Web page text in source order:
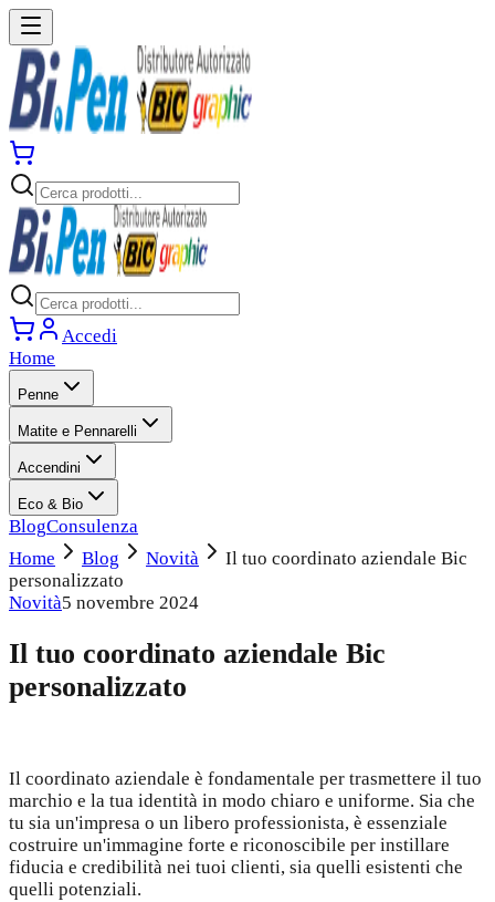
Accedi
Home
Penne
Matite e Pennarelli
Accendini
Eco & Bio
BlogConsulenza
Home
Blog Novità
Il tuo coordinato aziendale Bic
personalizzato
Novità5 novembre 2024
Il tuo coordinato aziendale Bic
personalizzato
Il coordinato aziendale è fondamentale per trasmettere il tuo
marchio e la tua identità in modo chiaro e uniforme. Sia che
tu sia un'impresa o un libero professionista, è essenziale
costruire un'immagine forte e riconoscibile per instillare
fiducia e credibilità nei tuoi clienti, sia quelli esistenti che
quelli potenziali.